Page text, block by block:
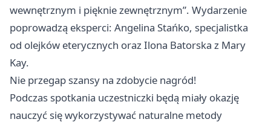
wewnętrznym i pięknie zewnętrznym”. Wydarzenie
poprowadzą eksperci: Angelina Stańko, specjalistka
od olejków eterycznych oraz Ilona Batorska z Mary
Kay.
Nie przegap szansy na zdobycie nagród!
Podczas spotkania uczestniczki będą miały okazję
nauczyć się wykorzystywać naturalne metody